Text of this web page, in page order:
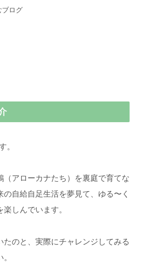
ブログ
。
（アローカナたち）を裏庭で育てな
の自給自足生活を夢見て、ゆる〜く
楽しんでいます。
たのと、実際にチャレンジしてみる